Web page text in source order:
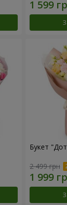
Букет
2 499 грн